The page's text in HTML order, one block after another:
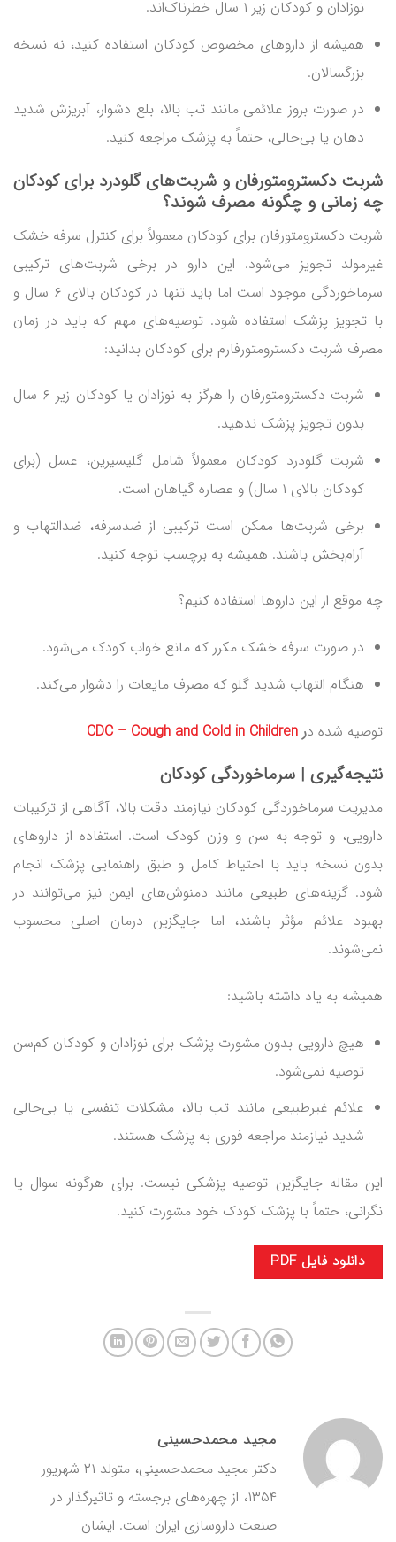
نوزادان و کودکان زیر ۱ سال خطرناک‌اند.
همیشه از داروهای مخصوص کودکان استفاده کنید، نه نسخه
بزرگسالان.
در صورت بروز علائمی مانند تب بالا، بلع دشوار، آبریزش شدید
دهان یا بی‌حالی، حتماً به پزشک مراجعه کنید.
شربت دکسترومتورفان و شربت‌های گلودرد برای کودکان
چه زمانی و چگونه مصرف شوند؟
شربت دکسترومتورفان برای کودکان معمولاً برای کنترل سرفه خشک
غیرمولد تجویز می‌شود. این دارو در برخی شربت‌های ترکیبی
سرماخوردگی موجود است اما باید تنها در کودکان بالای ۶ سال و
با تجویز پزشک استفاده شود. توصیه‌های مهم که باید در زمان
مصرف شربت دکسترومتورفارم برای کودکان بدانید:
شربت دکسترومتورفان را هرگز به نوزادان یا کودکان زیر ۶ سال
بدون تجویز پزشک ندهید.
شربت گلودرد کودکان معمولاً شامل گلیسیرین، عسل (برای
کودکان بالای ۱ سال) و عصاره گیاهان است.
برخی شربت‌ها ممکن است ترکیبی از ضدسرفه، ضدالتهاب و
آرام‌بخش باشند. همیشه به برچسب توجه کنید.
چه موقع از این داروها استفاده کنیم؟
در صورت سرفه خشک مکرر که مانع خواب کودک می‌شود.
هنگام التهاب شدید گلو که مصرف مایعات را دشوار می‌کند.
توصیه شده در CDC – Cough and Cold in Children
نتیجه‌گیری | سرماخوردگی کودکان
مدیریت سرماخوردگی کودکان نیازمند دقت بالا، آگاهی از ترکیبات
دارویی، و توجه به سن و وزن کودک است. استفاده از داروهای
بدون نسخه باید با احتیاط کامل و طبق راهنمایی پزشک انجام
شود. گزینه‌های طبیعی مانند دمنوش‌های ایمن نیز می‌توانند در
بهبود علائم مؤثر باشند، اما جایگزین درمان اصلی محسوب
نمی‌شوند.
همیشه به یاد داشته باشید:
هیچ دارویی بدون مشورت پزشک برای نوزادان و کودکان کم‌سن
توصیه نمی‌شود.
علائم غیرطبیعی مانند تب بالا، مشکلات تنفسی یا بی‌حالی
شدید نیازمند مراجعه فوری به پزشک هستند.
این مقاله جایگزین توصیه پزشکی نیست. برای هرگونه سوال یا
نگرانی، حتماً با پزشک کودک خود مشورت کنید.
دانلود فایل PDF
مجید محمدحسینی
دکتر مجید محمدحسینی، متولد ۲۱ شهریور
۱۳۵۴، از چهره‌های برجسته و تاثیرگذار در
صنعت داروسازی ایران است. ایشان